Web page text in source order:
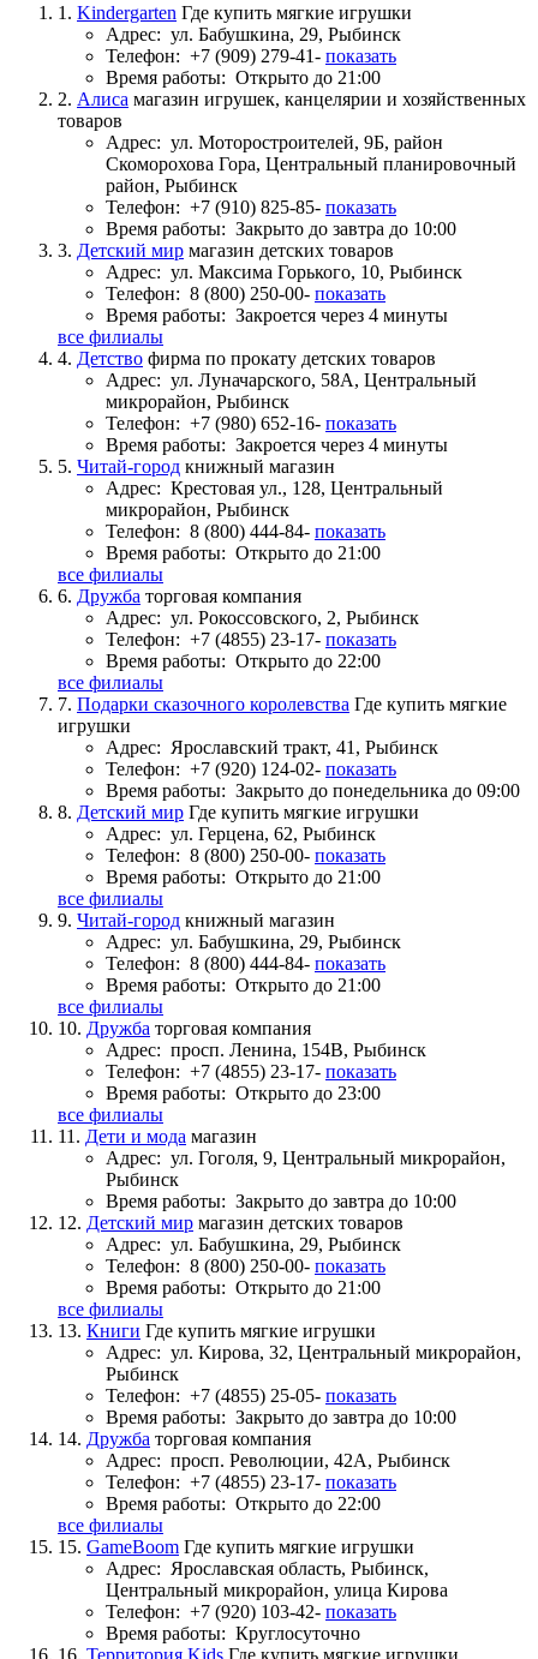
1. Kindergarten Где купить мягкие игрушки
Адрес: ул. Бабушкина, 29, Рыбинск
Телефон: +7 (909) 279-41- показать
Время работы: Открыто до 21:00
2. Алиса магазин игрушек, канцелярии и хозяйственных
товаров
Адрес: ул. Моторостроителей, 9Б, район
Скоморохова Гора, Центральный планировочный
район, Рыбинск
Телефон: +7 (910) 825-85- показать
Время работы: Закрыто до завтра до 10:00
3. Детский мир магазин детских товаров
Адрес: ул. Максима Горького, 10, Рыбинск
Телефон: 8 (800) 250-00- показать
Время работы: Закроется через 4 минуты
все филиалы
4. Детство фирма по прокату детских товаров
Адрес: ул. Луначарского, 58А, Центральный
микрорайон, Рыбинск
Телефон: +7 (980) 652-16- показать
Время работы: Закроется через 4 минуты
5. Читай-город книжный магазин
Адрес: Крестовая ул., 128, Центральный
микрорайон, Рыбинск
Телефон: 8 (800) 444-84- показать
Время работы: Открыто до 21:00
все филиалы
6. Дружба торговая компания
Адрес: ул. Рокоссовского, 2, Рыбинск
Телефон: +7 (4855) 23-17- показать
Время работы: Открыто до 22:00
все филиалы
7. Подарки сказочного королевства Где купить мягкие
игрушки
Адрес: Ярославский тракт, 41, Рыбинск
Телефон: +7 (920) 124-02- показать
Время работы: Закрыто до понедельника до 09:00
8. Детский мир Где купить мягкие игрушки
Адрес: ул. Герцена, 62, Рыбинск
Телефон: 8 (800) 250-00- показать
Время работы: Открыто до 21:00
все филиалы
9. Читай-город книжный магазин
Адрес: ул. Бабушкина, 29, Рыбинск
Телефон: 8 (800) 444-84- показать
Время работы: Открыто до 21:00
все филиалы
10. Дружба торговая компания
Адрес: просп. Ленина, 154В, Рыбинск
Телефон: +7 (4855) 23-17- показать
Время работы: Открыто до 23:00
все филиалы
11. Дети и мода магазин
Адрес: ул. Гоголя, 9, Центральный микрорайон,
Рыбинск
Время работы: Закрыто до завтра до 10:00
12. Детский мир магазин детских товаров
Адрес: ул. Бабушкина, 29, Рыбинск
Телефон: 8 (800) 250-00- показать
Время работы: Открыто до 21:00
все филиалы
13. Книги Где купить мягкие игрушки
Адрес: ул. Кирова, 32, Центральный микрорайон,
Рыбинск
Телефон: +7 (4855) 25-05- показать
Время работы: Закрыто до завтра до 10:00
14. Дружба торговая компания
Адрес: просп. Революции, 42А, Рыбинск
Телефон: +7 (4855) 23-17- показать
Время работы: Открыто до 22:00
все филиалы
15. GameBoom Где купить мягкие игрушки
Адрес: Ярославская область, Рыбинск,
Центральный микрорайон, улица Кирова
Телефон: +7 (920) 103-42- показать
Время работы: Круглосуточно
16. Территория Kids Где купить мягкие игрушки